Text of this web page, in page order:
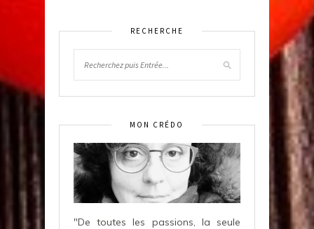
RECHERCHE
MON CRÉDO
"De toutes les passions, la seule